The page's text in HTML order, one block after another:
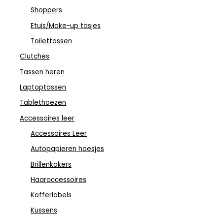
Shoppers
Etuis/Make-up tasjes
Toilettassen
Clutches
Tassen heren
Laptoptassen
Tablethoezen
Accessoires leer
Accessoires Leer
Autopapieren hoesjes
Brillenkokers
Haaraccessoires
Kofferlabels
Kussens